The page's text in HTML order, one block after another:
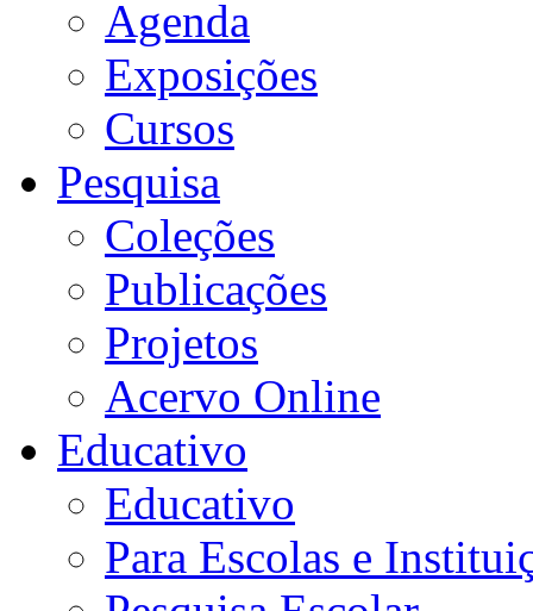
Agenda
Exposições
Cursos
Pesquisa
Coleções
Publicações
Projetos
Acervo Online
Educativo
Educativo
Para Escolas e